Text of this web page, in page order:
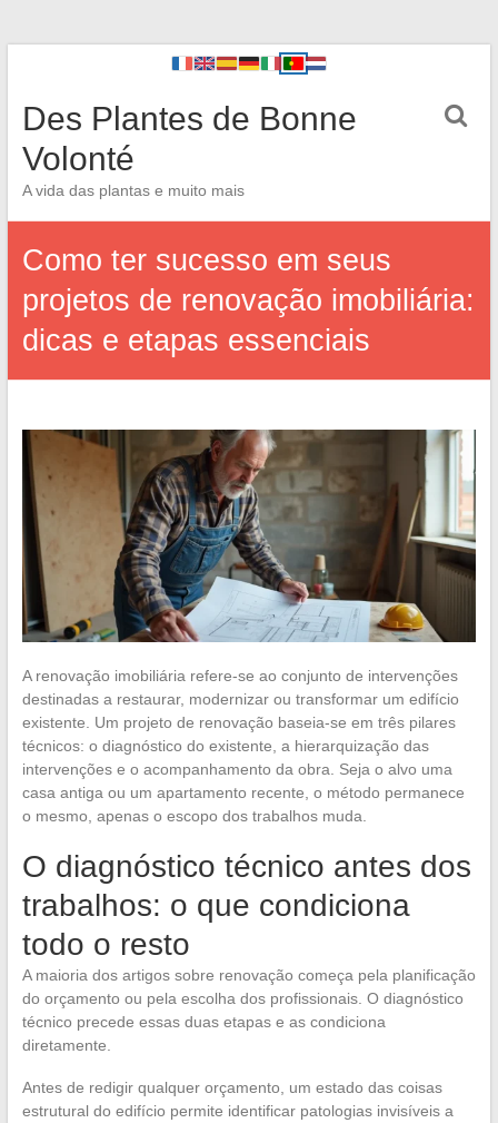
Des Plantes de Bonne
Volonté
A vida das plantas e muito mais
Como ter sucesso em seus
projetos de renovação imobiliária:
dicas e etapas essenciais
A renovação imobiliária refere-se ao conjunto de intervenções
destinadas a restaurar, modernizar ou transformar um edifício
existente. Um projeto de renovação baseia-se em três pilares
técnicos: o diagnóstico do existente, a hierarquização das
intervenções e o acompanhamento da obra. Seja o alvo uma
casa antiga ou um apartamento recente, o método permanece
o mesmo, apenas o escopo dos trabalhos muda.
O diagnóstico técnico antes dos
trabalhos: o que condiciona
todo o resto
A maioria dos artigos sobre renovação começa pela planificação
do orçamento ou pela escolha dos profissionais. O diagnóstico
técnico precede essas duas etapas e as condiciona
diretamente.
Antes de redigir qualquer orçamento, um estado das coisas
estrutural do edifício permite identificar patologias invisíveis a